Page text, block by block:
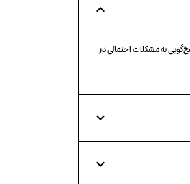
به مشکلات احتمالی در